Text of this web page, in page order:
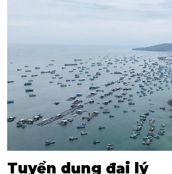
Tuyển dụng đại lý